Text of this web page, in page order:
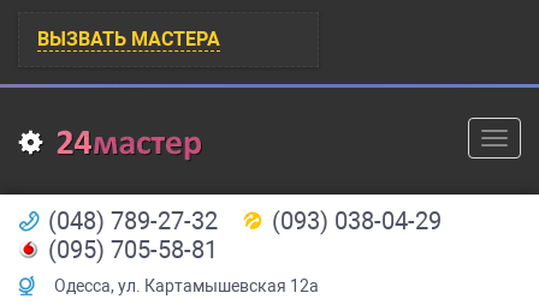
ВЫЗВАТЬ МАСТЕРА
(048) 789-27-32
(093) 038-04-29
(095) 705-58-81
Одесса, ул. Картамышевская 12а